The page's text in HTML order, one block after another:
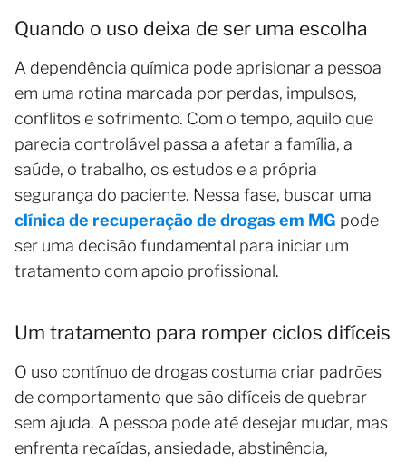
Quando o uso deixa de ser uma escolha
A dependência química pode aprisionar a pessoa
em uma rotina marcada por perdas, impulsos,
conflitos e sofrimento. Com o tempo, aquilo que
parecia controlável passa a afetar a família, a
saúde, o trabalho, os estudos e a própria
segurança do paciente. Nessa fase, buscar uma
clínica de recuperação de drogas em MG pode
ser uma decisão fundamental para iniciar um
tratamento com apoio profissional.
Um tratamento para romper ciclos difíceis
O uso contínuo de drogas costuma criar padrões
de comportamento que são difíceis de quebrar
sem ajuda. A pessoa pode até desejar mudar, mas
enfrenta recaídas, ansiedade, abstinência,